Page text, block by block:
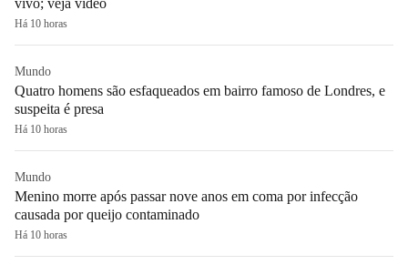
Há 10 horas
Mundo
Quatro homens são esfaqueados em bairro famoso de Londres, e
suspeita é presa
Há 10 horas
Mundo
Menino morre após passar nove anos em coma por infecção
causada por queijo contaminado
Há 10 horas